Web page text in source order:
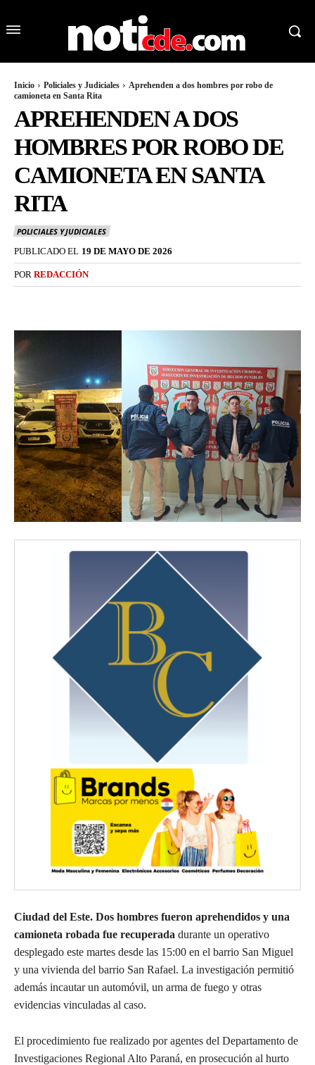
Inicio Policiales y Judiciales
Aprehenden a dos hombres por robo de
camioneta en Santa Rita
APREHENDEN A DOS
HOMBRES POR ROBO DE
CAMIONETA EN SANTA
RITA
POLICIALES Y JUDICIALES
PUBLICADO EL 19 DE MAYO DE 2026
POR REDACCIÓN
Ciudad del Este. Dos hombres fueron aprehendidos y una
camioneta robada fue recuperada durante un operativo
desplegado este martes desde las 15:00 en el barrio San Miguel
y una vivienda del barrio San Rafael. La investigación permitió
además incautar un automóvil, un arma de fuego y otras
evidencias vinculadas al caso.
El procedimiento fue realizado por agentes del Departamento de
Investigaciones Regional Alto Paraná, en prosecución al hurto